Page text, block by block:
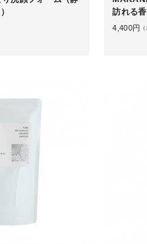
訪れる香
4,400円